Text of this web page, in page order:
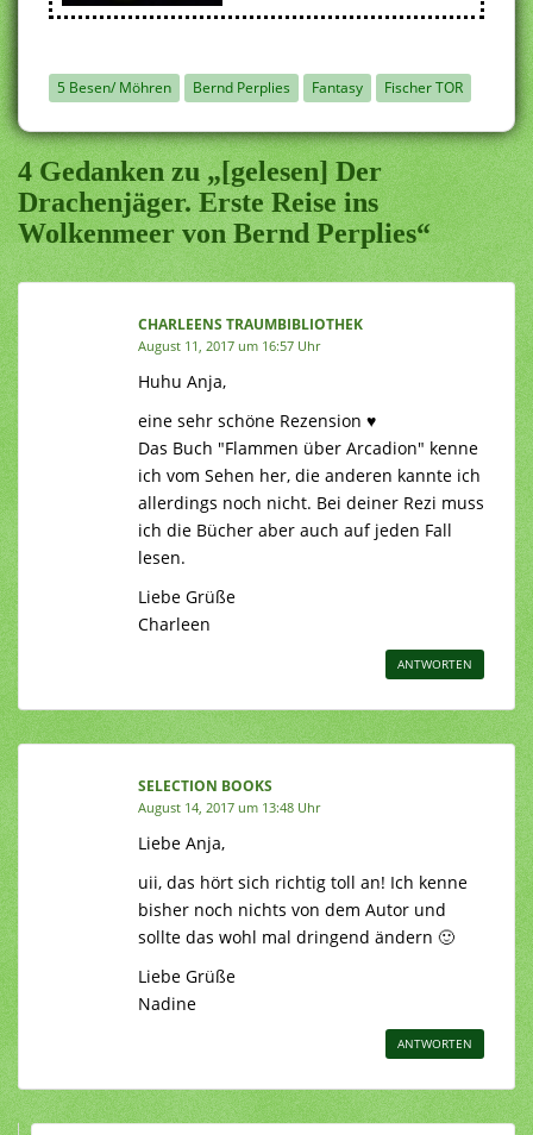
5 Besen/ Möhren Bernd Perplies Fantasy Fischer TOR
4 Gedanken zu „[gelesen] Der
Drachenjäger. Erste Reise ins
Wolkenmeer von Bernd Perplies“
CHARLEENS TRAUMBIBLIOTHEK
August 11, 2017 um 16:57 Uhr
Huhu Anja,
eine sehr schöne Rezension ♥
Das Buch "Flammen über Arcadion" kenne
ich vom Sehen her, die anderen kannte ich
allerdings noch nicht. Bei deiner Rezi muss
ich die Bücher aber auch auf jeden Fall
lesen.
Liebe Grüße
Charleen
ANTWORTEN
SELECTION BOOKS
August 14, 2017 um 13:48 Uhr
Liebe Anja,
uii, das hört sich richtig toll an! Ich kenne
bisher noch nichts von dem Autor und
sollte das wohl mal dringend ändern 🙂
Liebe Grüße
Nadine
ANTWORTEN